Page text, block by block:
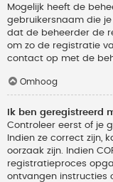
Mogelijk heeft de
gebruikersnaam die
dat de beheerder de
om zo de registratie
contact op met de
Omhoog
Ik ben geregistreerd
Controleer eerst of je
Indien ze correct zijn,
oorzaak zijn. Indien
registratieproces
ontvangen instructies